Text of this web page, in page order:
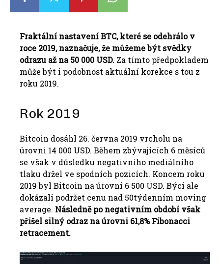
Fraktální nastaveníBTC, které se odehrálo v
roce 2019, naznačuje, že můžeme být svědky
odrazu až na 50 000 USD. Za tímto předpokladem
může být i podobnost aktuální korekce s tou z
roku 2019.
Rok 2019
Bitcoin dosáhl 26. června 2019 vrcholu na
úrovni 14 000 USD. Během zbývajících 6 měsíců
se však v důsledku negativního mediálního
tlaku držel ve spodních pozicích. Koncem roku
2019 byl Bitcoin na úrovni 6 500 USD. Býci ale
dokázali podržet cenu nad 50týdenním moving
average. Následně po negativním období však
přišel silný odraz na úrovni 61,8% Fibonacci
retracement.